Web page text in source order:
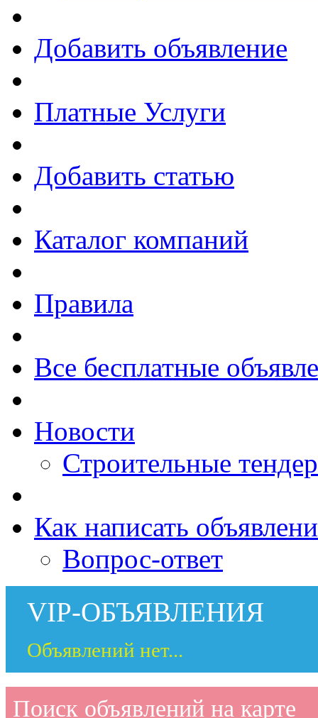
Добавить объявление
Платные Услуги
Добавить статью
Каталог компаний
Правила
Все бесплатные
Новости
Строительные
Как написать
Вопрос-ответ
VIP-ОБЪЯВЛЕНИЯ
Объявлений нет...
Поиск объявлений на карте